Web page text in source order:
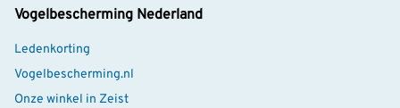
Vogelbescherming Nederland
Ledenkorting
Vogelbescherming.nl
Onze winkel in Zeist